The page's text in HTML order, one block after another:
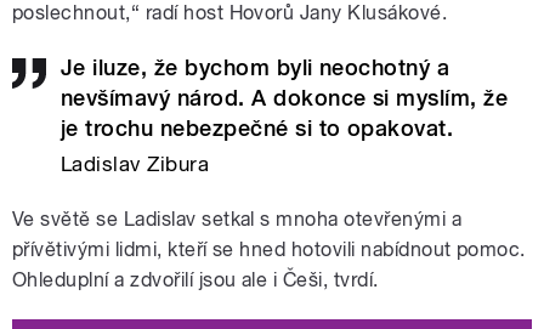
poslechnout,“ radí host Hovorů Jany Klusákové.
Je iluze, že bychom byli neochotný a
nevšímavý národ. A dokonce si myslím, že
je trochu nebezpečné si to opakovat.
Ladislav Zibura
Ve světě se Ladislav setkal s mnoha otevřenými a
přívětivými lidmi, kteří se hned hotovili nabídnout pomoc.
Ohleduplní a zdvořilí jsou ale i Češi, tvrdí.